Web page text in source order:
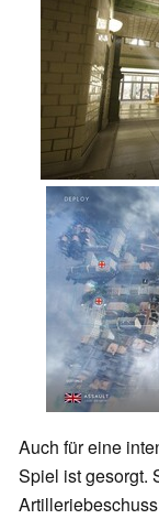
Auch für eine
Spiel ist gesorgt.